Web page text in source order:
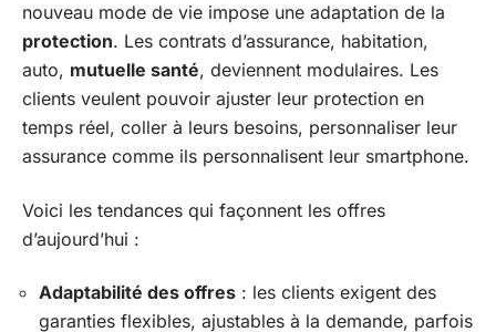
nouveau mode de vie impose une adaptation de la
protection. Les contrats d’assurance, habitation,
auto, mutuelle santé, deviennent modulaires. Les
clients veulent pouvoir ajuster leur protection en
temps réel, coller à leurs besoins, personnaliser leur
assurance comme ils personnalisent leur smartphone.
Voici les tendances qui façonnent les offres
d’aujourd’hui :
Adaptabilité des offres : les clients exigent des
garanties flexibles, ajustables à la demande, parfois